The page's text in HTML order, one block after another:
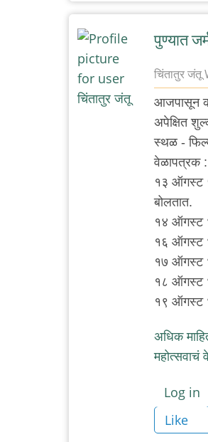
पुण्यात
चिंतातुर जंतू
आजपासून
अपेक्षित
स्थळ -
वेळापत्रक :
१३ ऑगस्ट
बोलतात.
१४ ऑगस्ट
१६ ऑगस्ट
१७ ऑगस्ट
१८ ऑगस्ट
१९ ऑगस्ट
अधिक
महोत्सवाचं
Log in
Like